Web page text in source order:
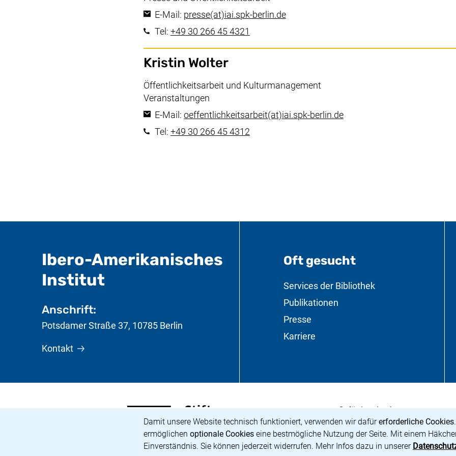
Damit unsere Website technisch funktioniert, verwenden wir dafürerforderliche Cookies
ermöglichen optionale Cookies eine bestmögliche Nutzung der Seite. Mit einem
Einverständnis. Sie können jederzeit widerrufen. Mehr Infos dazu in unserer
E-Mail: presse​(at)​iai.spk-berlin.de(öffnet Ihr E-Mail-Programm)
Tel: +49 30 266 45 4321
Kristin Wolter
Arbeitsbereich:
Öffentlichkeitsarbeit und Kulturmanagement
Veranstaltungen
E-Mail: oeffentlichkeitsarbeit​(at)​iai.spk-berlin.de(öffnet Ihr E-Mail-Programm)
Tel: +49 30 266 45 4312
Ibero-Amerikanisches
Institut- nützliche Informationen
Anschrift:
Potsdamer Straße 37, 10785 Berlin
Kontakt
Oft gesucht
Services der Bibliothek
Publikationen
Presse
Karriere
Stiftung Preußischer Kulturbesitz
(externer Link, öffnet neues Fenster) Gefördert durch: